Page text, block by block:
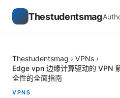
Thestudentsmag
Thestudentsmag › VPNs ›
Edge vpn 边缘计算驱动的 VPN
全性的全面指南
VPNS